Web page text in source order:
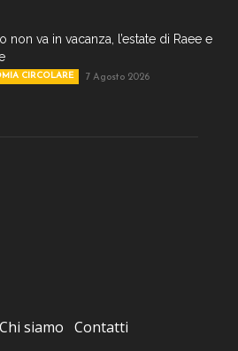
non va in vacanza, l’estate di Raee e
CIRCOLARE 7 Agosto 2026
Chi siamo Contatti